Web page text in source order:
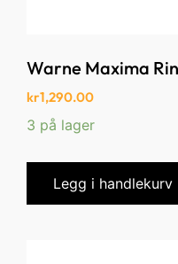
Warne Maxima
kr1,290.00
3 på lager
Legg i handlekurv